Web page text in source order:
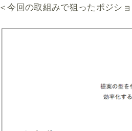
＜今回の取組みで狙ったポジシ